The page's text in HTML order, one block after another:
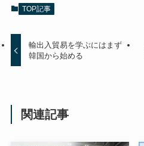
TOP記事
輸出入貿易を学ぶにはまず
韓国から始める
関連記事